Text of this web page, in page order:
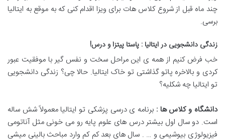
چند ماه قبل از شروع کلاس هات برای ویزا اقدام کنی که به موقع به ایتالیا
برسی.
زندگی دانشجویی در ایتالیا : پاستا پیتزا و درس!
خب فرض کنیم از همه ی این مراحل سخت و نفس گیر با موفقیت عبور
کردی و بالاخره پاتو گذاشتی تو خاک ایتالیا. حالا چی؟ زندگی دانشجویی
تو ایتالیا چه شکلیه؟
دانشگاه و کلاس ها : برنامه ی درسی پزشکی تو ایتالیا معمولاً شش ساله
است. دو سال اول بیشتر درس های علوم پایه رو می خونی مثل آناتومی
فیزیولوژی بیوشیمی و … . سال های بعد کم کم وارد مباحث بالینی میشی